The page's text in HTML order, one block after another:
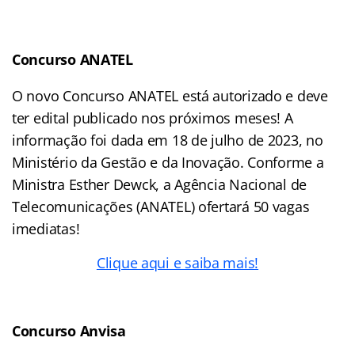
Concurso ANATEL
O novo Concurso ANATEL está autorizado e deve
ter edital publicado nos próximos meses! A
informação foi dada em 18 de julho de 2023, no
Ministério da Gestão e da Inovação. Conforme a
Ministra Esther Dewck, a Agência Nacional de
Telecomunicações (ANATEL) ofertará 50 vagas
imediatas!
Clique aqui e saiba mais!
Concurso Anvisa